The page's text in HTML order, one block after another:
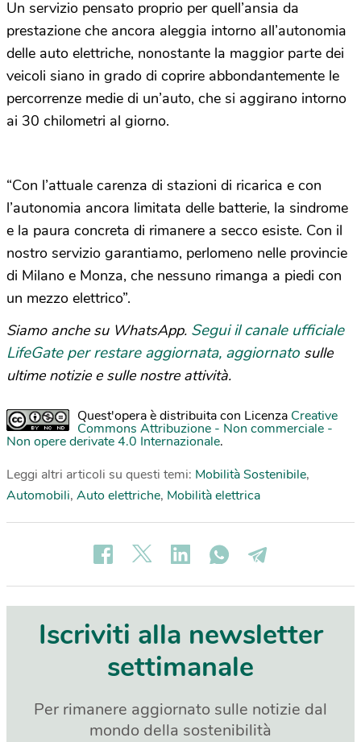
Un servizio pensato proprio per quell’ansia da
prestazione che ancora aleggia intorno all’autonomia
delle auto elettriche, nonostante la maggior parte dei
veicoli siano in grado di coprire abbondantemente le
percorrenze medie di un’auto, che si aggirano intorno
ai 30 chilometri al giorno.
“Con l’attuale carenza di stazioni di ricarica e con
l’autonomia ancora limitata delle batterie, la sindrome
e la paura concreta di rimanere a secco esiste. Con il
nostro servizio garantiamo, perlomeno nelle provincie
di Milano e Monza, che nessuno rimanga a piedi con
un mezzo elettrico”.
Siamo anche su WhatsApp. Segui il canale ufficiale
LifeGate per restare aggiornata, aggiornato sulle
ultime notizie e sulle nostre attività.
Quest'opera è distribuita con Licenza Creative
Commons Attribuzione - Non commerciale -
Non opere derivate 4.0 Internazionale.
Leggi altri articoli su questi temi: Mobilità Sostenibile,
Automobili, Auto elettriche, Mobilità elettrica
Iscriviti alla newsletter
settimanale
Per rimanere aggiornato sulle notizie dal
mondo della sostenibilità